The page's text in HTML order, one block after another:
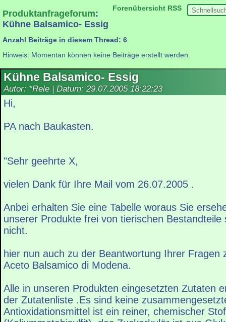
Forenübersicht RSS
Produktanfrageforum:
Kühne Balsamico- Essig
Anzahl Beiträge in diesem Thread: 6
Hinweis: Momentan können keine Beiträge erstellt werden.
Kühne Balsamico- Essig
Autor: *Rele | Datum: 29.07.2005 18:22:23
Hi,
PA nach Baukasten.
"Sehr geehrte X,
vielen Dank für Ihre Mail vom 26.07.2005 .
Anbei erhalten Sie eine Tabelle woraus Sie
unserer Produkte frei von tierischen Bestandteile
nicht.
hier nun auch zu der Beantwortung Ihrer Fragen
Aceto Balsamico di Modena.
Alle in unseren Produkten eingesetzten Zutaten
der Zutatenliste .Es sind keine
Antioxidationsmittel ist ein reiner, chemischer